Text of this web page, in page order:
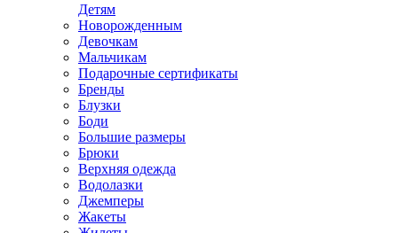
Детям
Новорожденным
Девочкам
Мальчикам
Подарочные сертификаты
Бренды
Блузки
Боди
Большие размеры
Брюки
Верхняя одежда
Водолазки
Джемперы
Жакеты